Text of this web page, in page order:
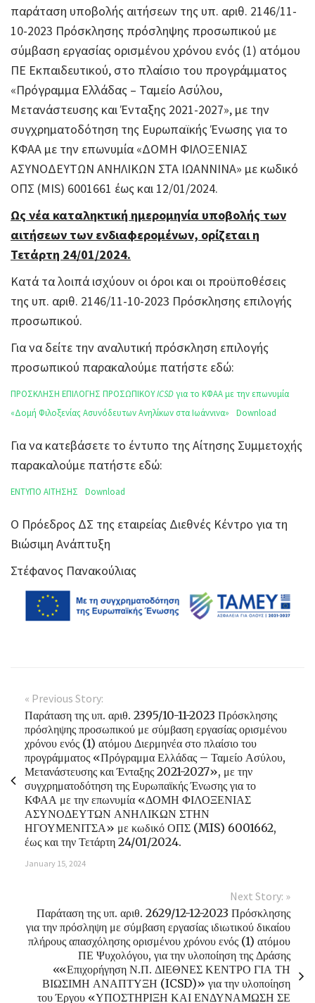
παράταση υποβολής αιτήσεων της υπ. αριθ. 2146/11-
10-2023 Πρόσκλησης πρόσληψης προσωπικού με
σύμβαση εργασίας ορισμένου χρόνου ενός (1) ατόμου
ΠΕ Εκπαιδευτικού, στο πλαίσιο του προγράμματος
«Πρόγραμμα Ελλάδας – Ταμείο Ασύλου,
Μετανάστευσης και Ένταξης 2021-2027», με την
συγχρηματοδότηση της Ευρωπαϊκής Ένωσης για το
ΚΦΑΑ με την επωνυμία «ΔΟΜΗ ΦΙΛΟΞΕΝΙΑΣ
ΑΣΥΝΟΔΕΥΤΩΝ ΑΝΗΛΙΚΩΝ ΣΤΑ ΙΩΑΝΝΙΝΑ» με κωδικό
ΟΠΣ (MIS) 6001661 έως και 12/01/2024.
Ως νέα καταληκτική ημερομηνία υποβολής των
αιτήσεων των ενδιαφερομένων, ορίζεται η
Τετάρτη 24/01/2024.
Κατά τα λοιπά ισχύουν οι όροι και οι προϋποθέσεις
της υπ. αριθ. 2146/11-10-2023 Πρόσκλησης επιλογής
προσωπικού.
Για να δείτε την αναλυτική πρόσκληση επιλογής
προσωπικού παρακαλούμε πατήστε εδώ:
ΠΡΟΣΚΛΗΣΗ ΕΠΙΛΟΓΗΣ ΠΡΟΣΩΠΙΚΟΥICSDγια το ΚΦΑΑ με την επωνυμία
«Δομή Φιλοξενίας Ασυνόδευτων Ανηλίκων στα Ιωάννινα»
Download
Για να κατεβάσετε το έντυπο της Αίτησης Συμμετοχής
παρακαλούμε πατήστε εδώ:
ΕΝΤΥΠΟ ΑΙΤΗΣΗΣ Download
Ο Πρόεδρος ΔΣ της εταιρείας Διεθνές Κέντρο για τη
Βιώσιμη Ανάπτυξη
Στέφανος Πανακούλιας
« Previous Story:
Παράταση της υπ. αριθ. 2395/10-11-2023 Πρόσκλησης
πρόσληψης προσωπικού με σύμβαση εργασίας ορισμένου
χρόνου ενός (1) ατόμου Διερμηνέα στο πλαίσιο του
προγράμματος «Πρόγραμμα Ελλάδας – Ταμείο Ασύλου,
Μετανάστευσης και Ένταξης 2021-2027», με την
συγχρηματοδότηση της Ευρωπαϊκής Ένωσης για το
ΚΦΑΑ με την επωνυμία «ΔΟΜΗ ΦΙΛΟΞΕΝΙΑΣ
ΑΣΥΝΟΔΕΥΤΩΝ ΑΝΗΛΙΚΩΝ ΣΤΗΝ
ΗΓΟΥΜΕΝΙΤΣΑ» με κωδικό ΟΠΣ (MIS) 6001662,
έως και την Τετάρτη 24/01/2024.
January 15, 2024
Next Story: »
Παράταση της υπ. αριθ. 2629/12-12-2023 Πρόσκλησης
για την πρόσληψη με σύμβαση εργασίας ιδιωτικού δικαίου
πλήρους απασχόλησης ορισμένου χρόνου ενός (1) ατόμου
ΠΕ Ψυχολόγου, για την υλοποίηση της Δράσης
««Επιχορήγηση Ν.Π. ΔΙΕΘΝΕΣ ΚΕΝΤΡΟ ΓΙΑ ΤΗ
ΒΙΩΣΙΜΗ ΑΝΑΠΤΥΞΗ (ICSD)» για την υλοποίηση
του Έργου «ΥΠΟΣΤΗΡΙΞΗ ΚΑΙ ΕΝΔΥΝΑΜΩΣΗ ΣΕ